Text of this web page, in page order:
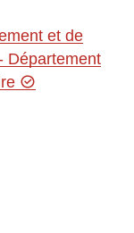
metadat
et de
Département